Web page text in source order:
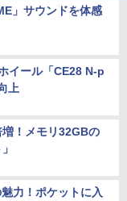
」サウンドを体感
イール「CE28 N-p
上
！メモリ32GBの
力！ポケットに入